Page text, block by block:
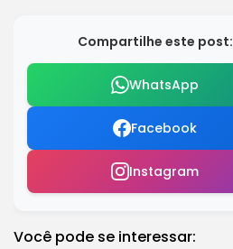
Compartilhe este post:
WhatsApp
Facebook
Instagram
Você pode se interessar: